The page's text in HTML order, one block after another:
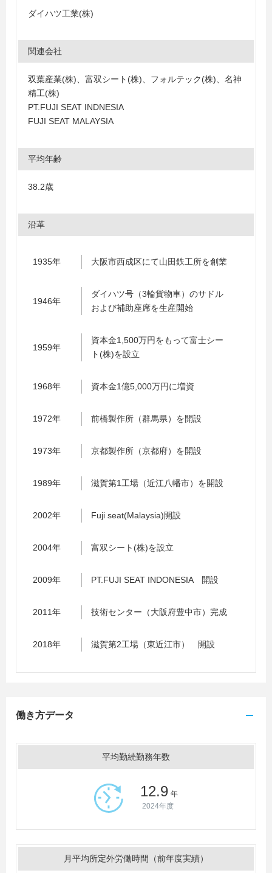
ダイハツ工業(株)
関連会社
双葉産業(株)、富双シート(株)、フォルテック(株)、名神
精工(株)
PT.FUJI SEAT INDNESIA
FUJI SEAT MALAYSIA
平均年齢
38.2歳
沿革
1935年 大阪市西成区にて山田鉄工所を創業
1946年
ダイハツ号（3輪貨物車）のサドル
および補助座席を生産開始
1959年
資本金1,500万円をもって富士シー
ト(株)を設立
1968年 資本金1億5,000万円に増資
1972年 前橋製作所（群馬県）を開設
1973年 京都製作所（京都府）を開設
1989年 滋賀第1工場（近江八幡市）を開設
2002年 Fuji seat(Malaysia)開設
2004年 富双シート(株)を設立
2009年 PT.FUJI SEAT INDONESIA 開設
2011年 技術センター（大阪府豊中市）完成
2018年 滋賀第2工場（東近江市） 開設
働き方データ
平均勤続勤務年数
12.9 年
2024年度
月平均所定外労働時間（前年度実績）